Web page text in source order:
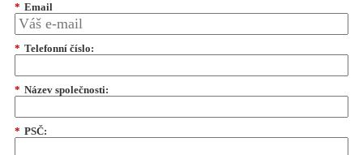
* Email
* Telefonní číslo:
* Název společnosti:
* PSČ: